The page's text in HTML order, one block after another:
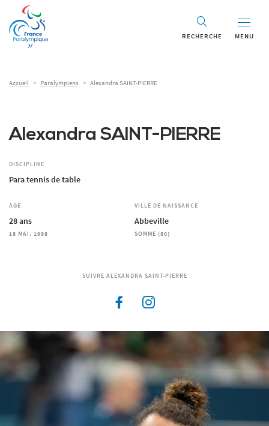
RECHERCHE MENU
Accueil > Paralympiens > Alexandra SAINT-PIERRE
Alexandra SAINT-PIERRE
DISCIPLINE
Para tennis de table
ÂGE
28 ans
18 MAI. 1998
VILLE DE NAISSANCE
Abbeville
SOMME (80)
SUIVRE ALEXANDRA SAINT-PIERRE
Panneau de gestion des cookies